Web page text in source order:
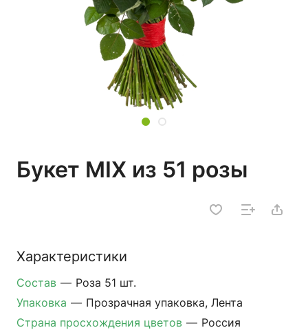
Букет MIX из 51 розы
Характеристики
Состав — Роза 51 шт.
Упаковка — Прозрачная упаковка, Лента
Страна просхождения цветов — Россия